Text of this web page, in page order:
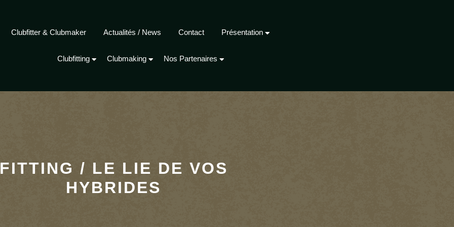
Clubfitter & Clubmaker Actualités / News Contact Présentation
Clubfitting Clubmaking Nos Partenaires
FITTING / LE LIE DE VOS
HYBRIDES